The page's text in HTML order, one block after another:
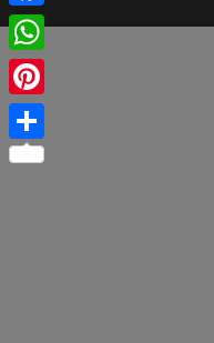
Facebook
WhatsApp
Pinterest
Share